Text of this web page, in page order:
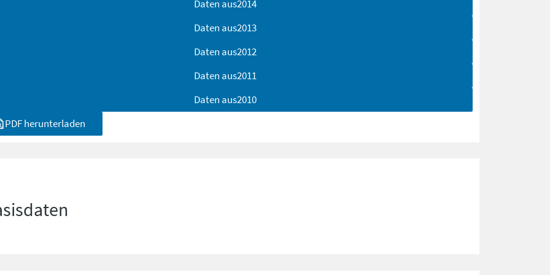
Daten aus2014
Daten aus2013
Daten aus2012
Daten aus2011
Daten aus2010
PDF herunterladen